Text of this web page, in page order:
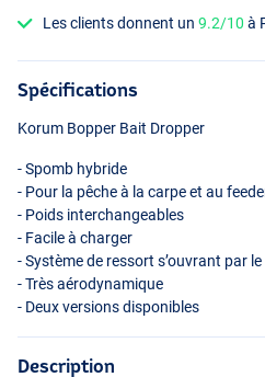
Les clients donnent un9.2/10 à
Spécifications
Korum Bopper Bait Dropper
- Spomb hybride
- Pour la pêche à la carpe et au
- Poids interchangeables
- Facile à charger
- Système de ressort s’ouvrant par
- Très aérodynamique
- Deux versions disponibles
Description